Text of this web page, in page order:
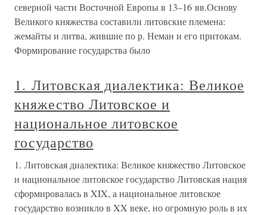
северной части Восточной Европы в 13–16 вв.Основу
Великого княжества составили литовские племена:
жемайты и литва, жившие по р. Неман и его притокам.
Формирование государства было
1. Литовская диалектика: Великое
княжество Литовское и
национальное литовское
государство
1. Литовская диалектика: Великое княжество Литовское
и национальное литовское государство Литовская нация
сформировалась в XIX, а национальное литовское
государство возникло в XX веке, но огромную роль в их